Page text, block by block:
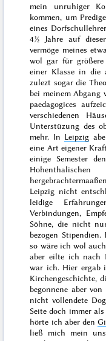
mein unruhiger
kommen, um
eines
4½ Jahre auf
vermöge meines
wol gar für größere
einer Klasse in die
zulezt sogar die
bei meinem Abgang
paedagogices
verschiedenen
Unterstüzung des
mehr. In Leipzig
eine Art eigener
einige Semester
Leipzig nicht
leidige
Verbindungen,
Söhne, die nicht
bezogen
so wäre ich wol
aber eilte ich nach
war ich. Hier ergab
Kirchengeschichte,
begonnene aber
nicht vollendete
Seite doch immer als
hörte ich aber den
ließ mich mein